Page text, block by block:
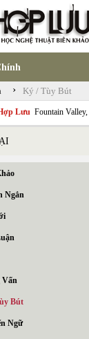
› Ký / Tùy Bút
Lưu Fountain Valley,
Ngắn
Vấn
Bút
Ngữ